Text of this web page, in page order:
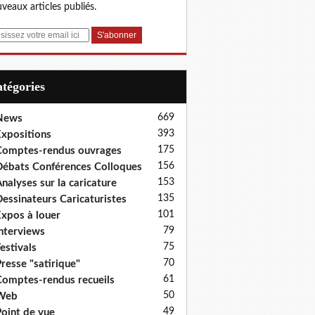
articles publiés.
669
393
rendus ouvrages 175
Conférences Colloques 156
sur la caricature 153
Caricaturistes 135
à louer 101
79
75
"satirique" 70
rendus recueils 61
50
de vue 49